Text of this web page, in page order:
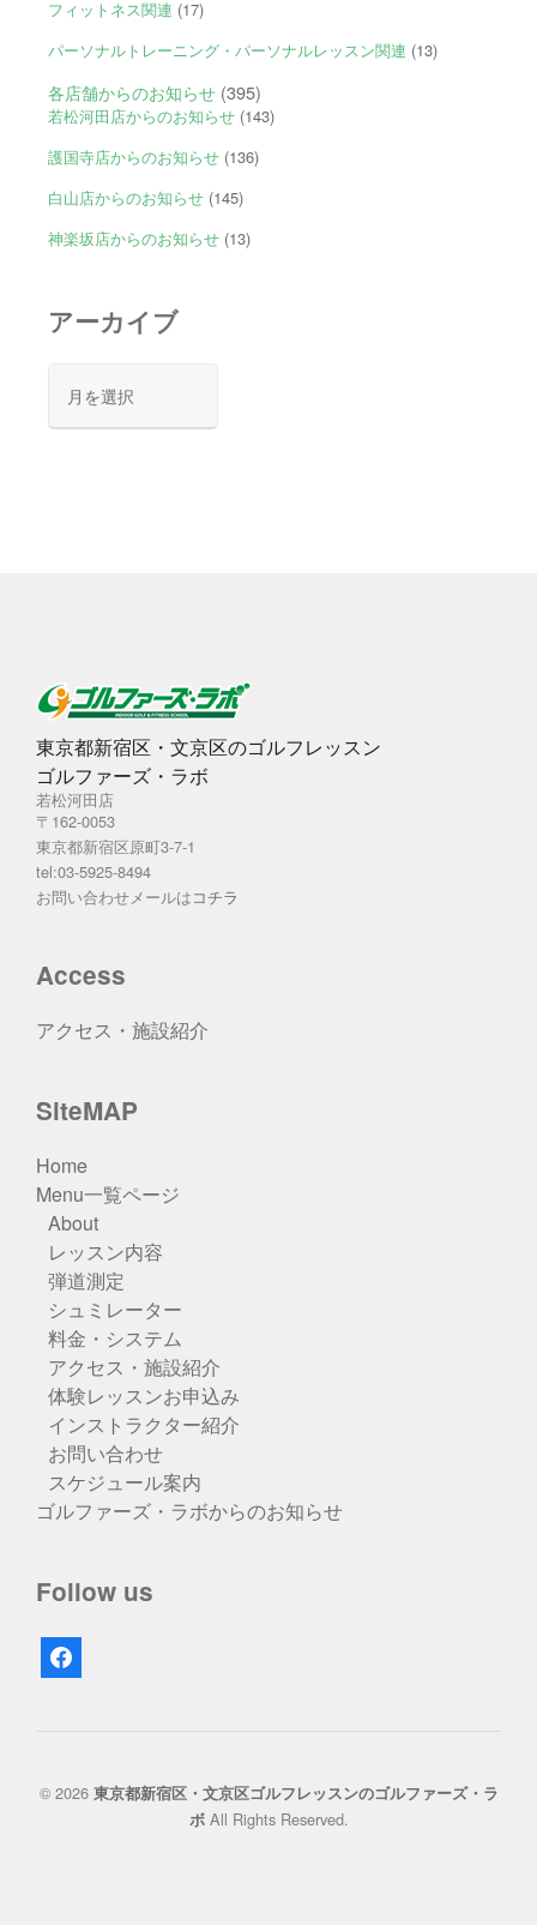
フィットネス関連 (17)
パーソナルトレーニング・パーソナルレッスン関連 (13)
各店舗からのお知らせ(395)
若松河田店からのお知らせ(143)
護国寺店からのお知らせ(136)
白山店からのお知らせ(145)
神楽坂店からのお知らせ(13)
アーカイブ
カ
東京都新宿区・文京区のゴルフレッスン
ゴルファーズ・ラボ
若松河田店
〒162-0053
東京都新宿区原町3-7-1
tel:03-5925-8494
お問い合わせメールはコチラ
Access
アクセス・施設紹介
SiteMAP
Home
Menu一覧ページ
About
レッスン内容
弾道測定
シュミレーター
料金・システム
アクセス・施設紹介
体験レッスンお申込み
インストラクター紹介
お問い合わせ
スケジュール案内
ゴルファーズ・ラボからのお知らせ
Follow us
facebook
© 2026 東京都新宿区・文京区ゴルフレッスンのゴルファーズ・ラ
ボAll Rights Reserved.